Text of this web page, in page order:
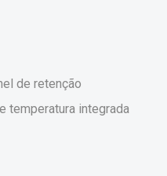
de retenção
temperatura integrada